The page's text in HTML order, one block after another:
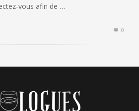
vous afin de …
0